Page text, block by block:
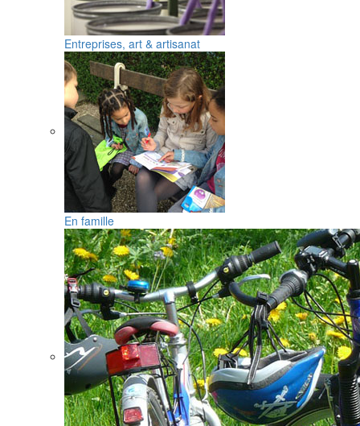
Entreprises, art & artisanat
En famille